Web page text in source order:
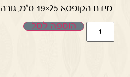
מידת הקופסא 25×19 ס"מ, גובה הפחית 7 ס"מ
הוספה לסל